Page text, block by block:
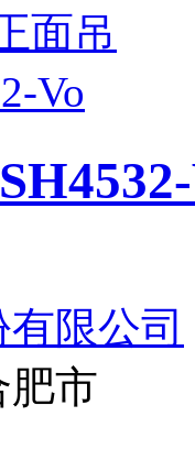
限公司
肥市